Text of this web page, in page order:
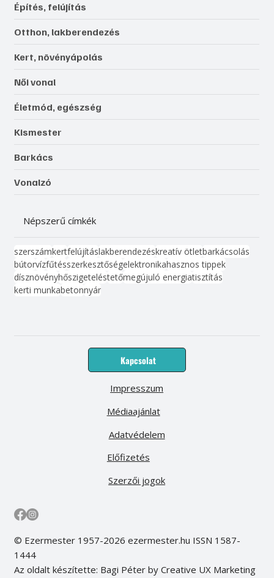
Építés, felújítás
Otthon, lakberendezés
Kert, növényápolás
Női vonal
Életmód, egészség
Kismester
Barkács
Vonalzó
Népszerű címkék
szerszámkertfelújításlakberendezéskreatív ötletbarkácsolás
bútorvízfűtésszerkesztőségelektronikahasznos tippek
dísznövényhőszigeteléstetőmegújuló energiatisztítás
kerti munkabetonnyár
Kapcsolat
Médiaajánlat
Előfizetés
Impresszum
Adatvédelem
Szerzői jogok
© Ezermester 1957-2026 ezermester.hu ISSN 1587-
1444
Az oldalt készítette: Bagi Péter by Creative UX Marketing